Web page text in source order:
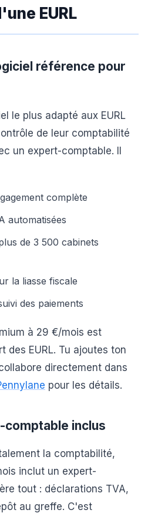
EURL
référence pour
le plus adapté aux EURL
de leur comptabilité
un expert-comptable. Il
complète
automatisées
de 3 500 cabinets
la liasse fiscale
des paiements
à 29 €/mois est
des EURL. Tu ajoutes ton
directement dans
pour les détails.
inclus
la comptabilité,
inclut un expert-
tout : déclarations TVA,
au greffe. C'est